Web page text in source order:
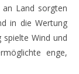
Land sorgten
in die Wertung
spielte Wind und
enge,